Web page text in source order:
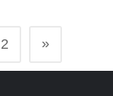
2 »